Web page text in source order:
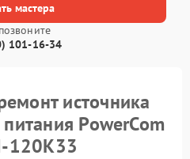
мастера
101-16-34
источника
PowerCom
120K33